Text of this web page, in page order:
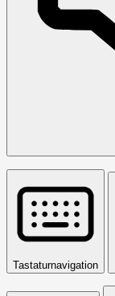
Tastaturnavigation